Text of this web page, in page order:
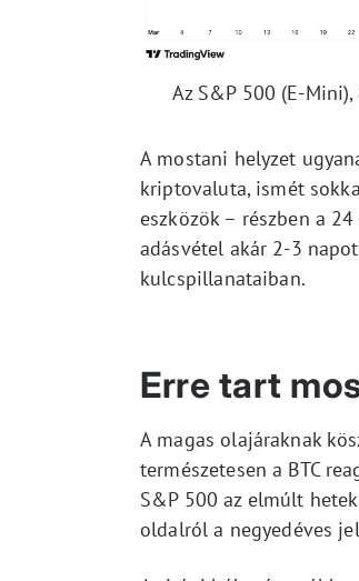
Az S&P 500 (E-
A mostani helyzet
kriptovaluta, ismét
eszközök – részben a
adásvétel akár 2-3
kulcspillanataiban.
Erre tart
A magas olajáraknak
természetesen a BTC
S&P 500 az elmúlt
oldalról a negyedéves